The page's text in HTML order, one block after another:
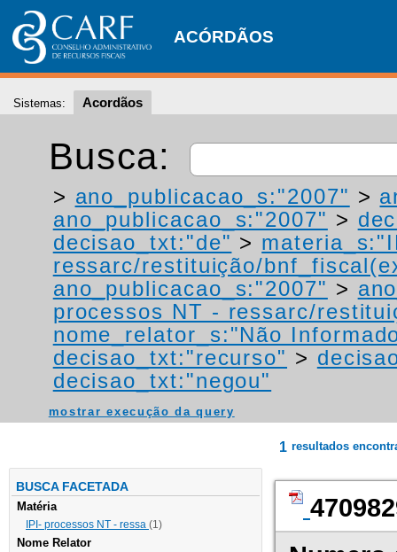
ACÓRDÃOS
Sistemas: Acordãos
Busca:
> ano_publicacao_s:"2007" >
ano_publicacao_s:"2007" >
decisao_txt:"de" >
ressarc/restituição/
ano_publicacao_s:"2007" >
processos NT - ressarc/
nome_relator_s:"Não
decisao_txt:"recurso" >
decisao_txt:"negou"
mostrar execução da query
BUSCA FACETADA
Matéria
IPI- processos NT - ressa (1)
Nome Relator
1 resultados